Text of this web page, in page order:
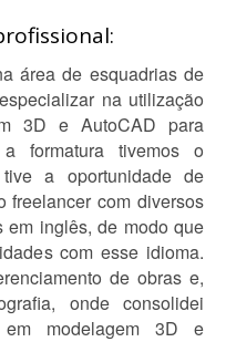
área de esquadrias de
na utilização
3D e AutoCAD para
formatura tivemos o
a oportunidade de
freelancer com diversos
em inglês, de modo que
com esse idioma.
de obras e,
onde consolidei
modelagem 3D e